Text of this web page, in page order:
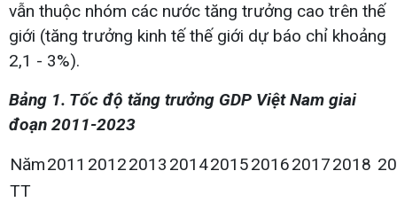
vẫn thuộc nhóm các nước tăng trưởng cao trên thế
giới (tăng trưởng kinh tế thế giới dự báo chỉ khoảng
2,1 - 3%).
Bảng 1. Tốc độ tăng trưởng GDP Việt Nam giai
đoạn 2011-2023
Năm2011 20122013 20142015201620172018
TT